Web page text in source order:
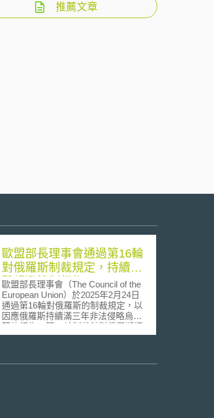
推薦文章
歐盟部長理事會通過第16輪
對俄羅斯制裁規定，持續打
擊規避管制行為
歐盟部長理事會（The Council of the
European Union）於2025年2月24日
通過第16輪對俄羅斯的制裁規定，以
因應俄羅斯持續滿三年非法侵略烏克
蘭的行為。第16輪制裁針對俄羅斯經
濟中具有系統重要性的部門，例如能